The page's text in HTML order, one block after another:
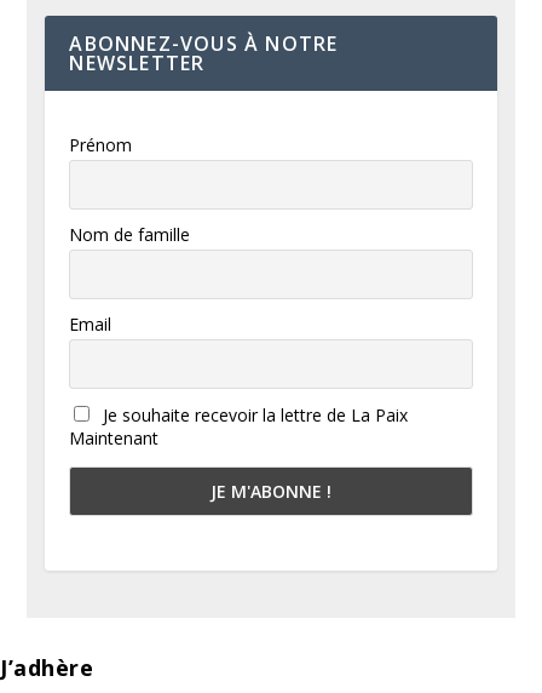
ABONNEZ-VOUS À NOTRE
NEWSLETTER
Prénom
Nom de famille
Email
Je souhaite recevoir la lettre de La Paix
Maintenant
J’adhère